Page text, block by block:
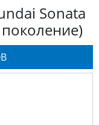
Sonata
поколение)